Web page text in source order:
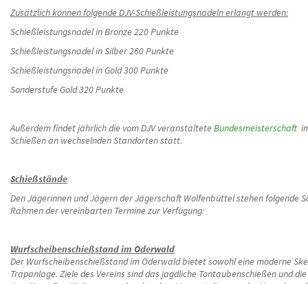
Zusätzlich können folgende DJV-Schießleistungsnadeln erlangt werden:
Schießleistungsnadel in Bronze 220 Punkte
Schießleistungsnadel in Silber 260 Punkte
Schießleistungsnadel in Gold 300 Punkte
Sonderstufe Gold 320 Punkte
Außerdem findet jährlich die vom DJV veranstalteteBundesmeisterschaft
Schießen an wechselnden Standorten statt.
Schießstände
Den Jägerinnen und Jägern der Jägerschaft Wolfenbüttel stehen folgende
Rahmen der vereinbarten Termine zur Verfügung:
Wurfscheibenschießstand im Oderwald
Der Wurfscheibenschießstand im Oderwald bietet sowohl eine moderne
Trapanlage. Ziele des Vereins sind das jagdliche Tontaubenschießen und